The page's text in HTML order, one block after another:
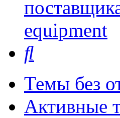
equipment
Темы без
Активные